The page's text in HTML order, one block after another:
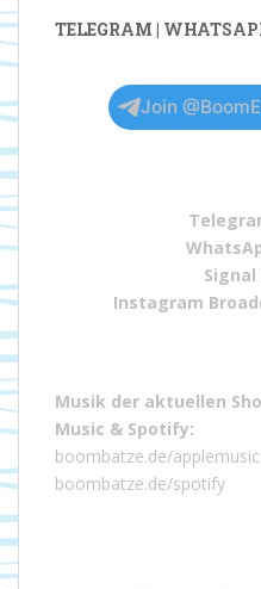
TELEGRAM |
Join
Signal
Instagram
Musik der aktuellen
Music & Spotify:
boombatze.de/applemusic
boombatze.de/spotify